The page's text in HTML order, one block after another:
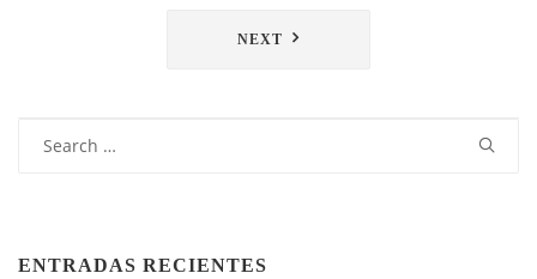
NEXT
for:
ENTRADAS RECIENTES